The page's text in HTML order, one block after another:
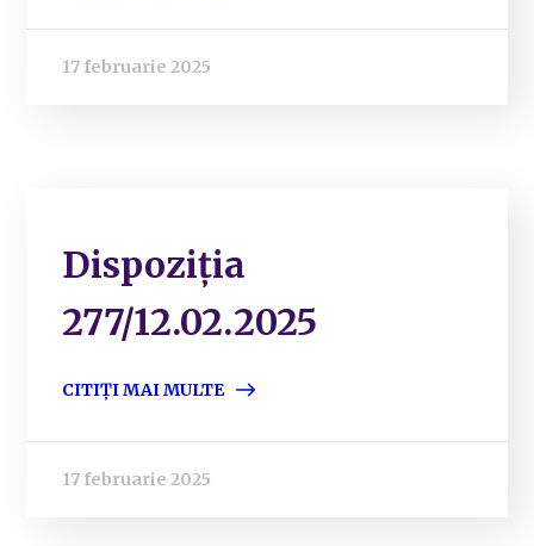
17 februarie 2025
Dispoziția
277/12.02.2025
CITIȚI MAI MULTE
17 februarie 2025